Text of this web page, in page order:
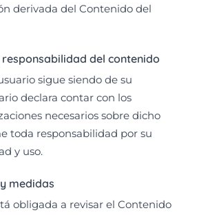
derivada del Contenido del
responsabilidad del contenido
sigue siendo de su
declara contar con los
necesarios sobre dicho
toda responsabilidad por su
y uso.
medidas
obligada a revisar el Contenido